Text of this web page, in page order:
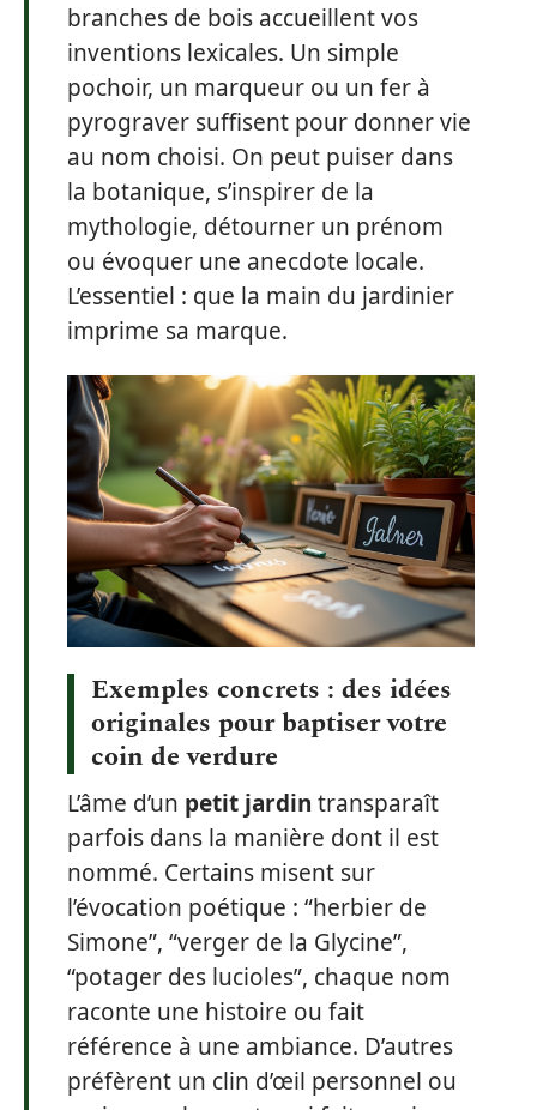
branches de bois accueillent vos
inventions lexicales. Un simple
pochoir, un marqueur ou un fer à
pyrograver suffisent pour donner vie
au nom choisi. On peut puiser dans
la botanique, s’inspirer de la
mythologie, détourner un prénom
ou évoquer une anecdote locale.
L’essentiel : que la main du jardinier
imprime sa marque.
Exemples concrets : des idées
originales pour baptiser votre
coin de verdure
L’âme d’un petit jardin transparaît
parfois dans la manière dont il est
nommé. Certains misent sur
l’évocation poétique : “herbier de
Simone”, “verger de la Glycine”,
“potager des lucioles”, chaque nom
raconte une histoire ou fait
référence à une ambiance. D’autres
préfèrent un clin d’œil personnel ou